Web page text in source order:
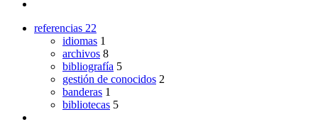
referencias 22
idiomas 1
archivos 8
bibliografía 5
gestión de conocidos 2
banderas 1
bibliotecas 5